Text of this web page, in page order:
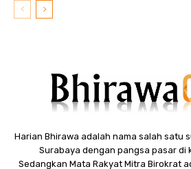
Harian Bhirawa adalah nama salah satu
Surabaya dengan pangsa pasar di
Sedangkan Mata Rakyat Mitra Birokrat